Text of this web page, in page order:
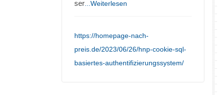
ser ...Weiterlesen
https://homepage-nach-
preis.de/2023/06/26/hnp-cookie-sql-
basiertes-authentifizierungssystem/